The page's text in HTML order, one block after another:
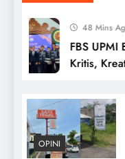
48 Mins Ago
FBS UPMI
Kritis,
OPINI